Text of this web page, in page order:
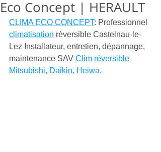
Eco Concept | HERAULT
CLIMA ECO CONCEPT: Professionnel
climatisation réversible Castelnau-le-
Lez Installateur, entretien, dépannage,
maintenance SAV Clim réversible
Mitsubishi, Daikin, Heiwa.